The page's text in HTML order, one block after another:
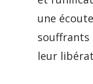
une
souffrants
leur